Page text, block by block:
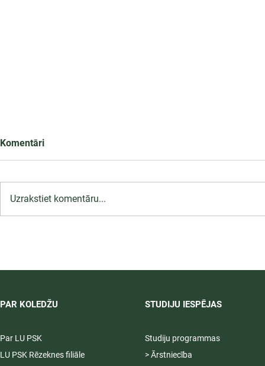
Komentāri
Uzrakstiet komentāru...
PAR KOLEDŽU
Par LU PSK
LU PSK Rēzeknes filiāle
STUDIJU IESPĒJAS
Studiju programmas
> Ārstniecība